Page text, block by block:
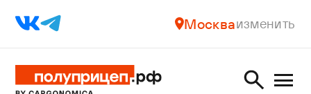
Москваизменить